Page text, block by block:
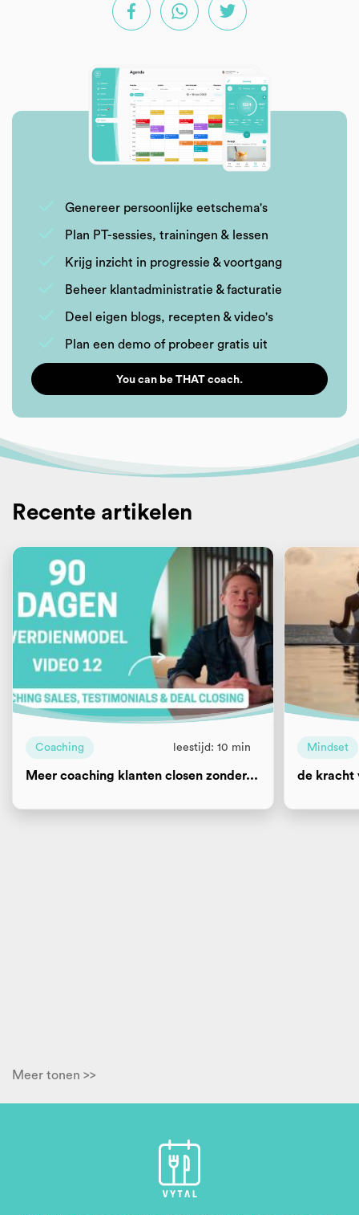
Genereer persoonlijke eetschema's
Plan PT-sessies, trainingen & lessen
Krijg inzicht in progressie & voortgang
Beheer klantadministratie & facturatie
Deel eigen blogs, recepten & video's
Plan een demo of probeer gratis uit
You can be THAT coach.
Recente artikelen
Coaching leestijd: 10 min
Meer coaching klanten closen zonder...
Mindset
de kracht
Meer tonen >>